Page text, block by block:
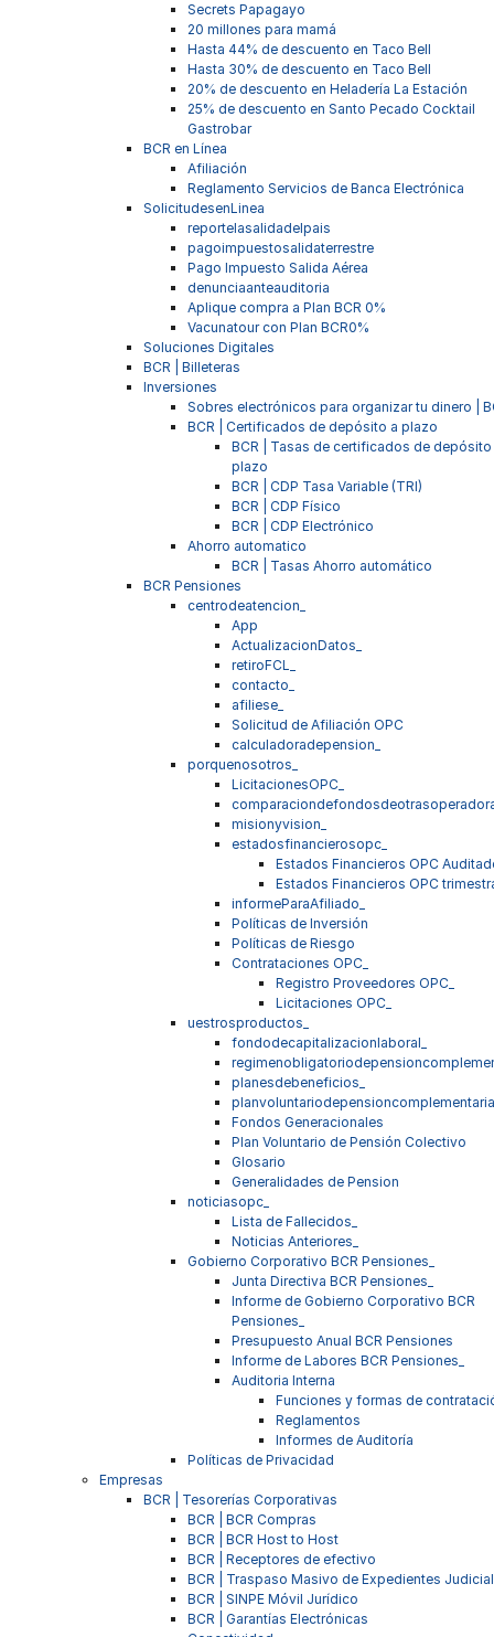
Secrets Papagayo
20 millones para mamá
Hasta 44% de descuento en Taco Bell
Hasta 30% de descuento en Taco Bell
20% de descuento en Heladería La Estación
25% de descuento en Santo Pecado Cocktail
Gastrobar
BCR en Línea
Afiliación
Reglamento Servicios de Banca Electrónica
SolicitudesenLinea
reportelasalidadelpais
pagoimpuestosalidaterrestre
Pago Impuesto Salida Aérea
denunciaanteauditoria
Aplique compra a Plan BCR 0%
Vacunatour con Plan BCR0%
Soluciones Digitales
BCR | Billeteras
Inversiones
Sobres electrónicos para organizar tu dinero |
BCR | Certificados de depósito a plazo
BCR | Tasas de certificados de depósito
plazo
BCR | CDP Tasa Variable (TRI)
BCR | CDP Físico
BCR | CDP Electrónico
Ahorro automatico
BCR | Tasas Ahorro automático
BCR Pensiones
centrodeatencion_
App
ActualizacionDatos_
retiroFCL_
contacto_
afiliese_
Solicitud de Afiliación OPC
calculadoradepension_
porquenosotros_
LicitacionesOPC_
misionyvision_
estadosfinancierosopc_
Estados Financieros OPC
Estados Financieros OPC
informeParaAfiliado_
Políticas de Inversión
Políticas de Riesgo
Contrataciones OPC_
Registro Proveedores OPC_
Licitaciones OPC_
uestrosproductos_
fondodecapitalizacionlaboral_
planesdebeneficios_
Fondos Generacionales
Plan Voluntario de Pensión Colectivo
Glosario
Generalidades de Pension
noticiasopc_
Lista de Fallecidos_
Noticias Anteriores_
Gobierno Corporativo BCR Pensiones_
Junta Directiva BCR Pensiones_
Informe de Gobierno Corporativo BCR
Pensiones_
Presupuesto Anual BCR Pensiones
Informe de Labores BCR Pensiones_
Auditoria Interna
Funciones y formas de
Reglamentos
Informes de Auditoría
Políticas de Privacidad
Empresas
BCR | Tesorerías Corporativas
BCR | BCR Compras
BCR | BCR Host to Host
BCR | Receptores de efectivo
BCR | Traspaso Masivo de Expedientes
BCR | SINPE Móvil Jurídico
BCR | Garantías Electrónicas